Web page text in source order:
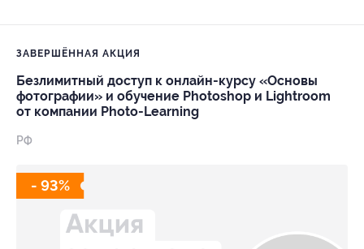
ЗАВЕРШЁННАЯ АКЦИЯ
Безлимитный доступ к онлайн-курсу «Основы
фотографии» и обучение Photoshop и Lightroom
от компании Photo-Learning
РФ
- 93%